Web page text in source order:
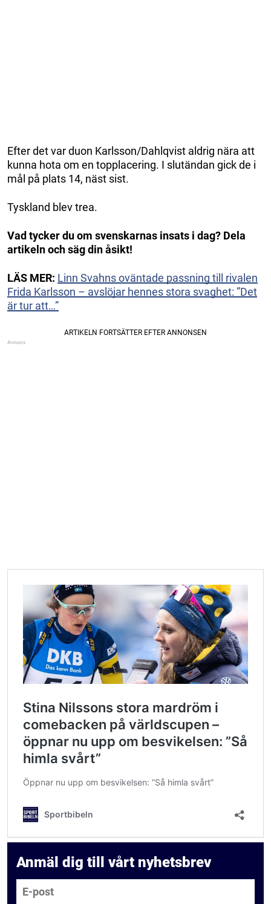
Efter det var duon Karlsson/Dahlqvist aldrig nära att
kunna hota om en topplacering. I slutändan gick de i
mål på plats 14, näst sist.
Tyskland blev trea.
Vad tycker du om svenskarnas insats i dag? Dela
artikeln och säg din åsikt!
LÄS MER: Linn Svahns oväntade passning till rivalen
Frida Karlsson – avslöjar hennes stora svaghet: ”Det
är tur att…”
Anmäl dig till vårt nyhetsbrev
E-post